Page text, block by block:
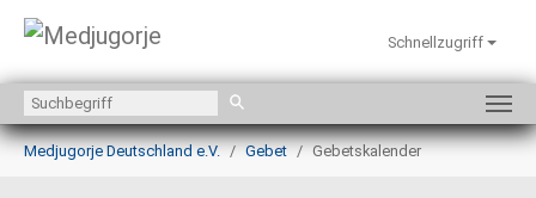
Zum Hauptinhalt springen
Schnellzugriff
Sie sind hier:
Medjugorje Deutschland e.V.
Gebet Gebetskalender